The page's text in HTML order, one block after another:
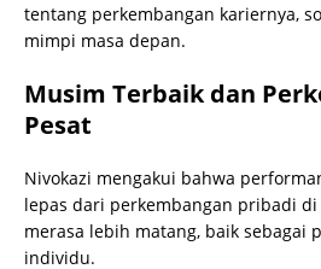
tentang perkembangan kariernya,
mimpi masa depan.
Musim Terbaik dan
Pesat
Nivokazi mengakui bahwa
lepas dari perkembangan pribadi
merasa lebih matang, baik sebagai
individu.